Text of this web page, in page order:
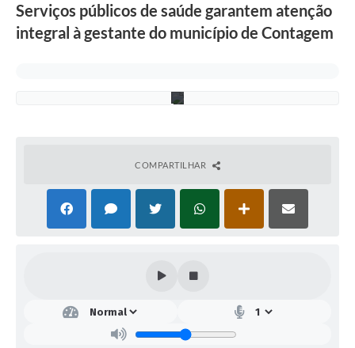
Serviços públicos de saúde garantem atenção
integral à gestante do município de Contagem
l
a
COMPARTILHAR